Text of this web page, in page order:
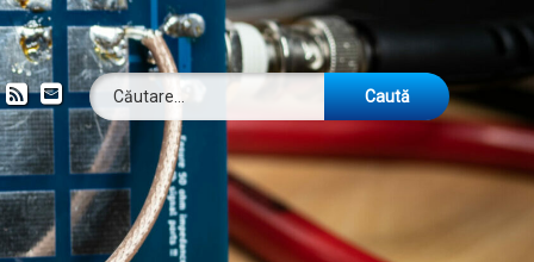
RSSEmail
Caută după:
Publicații